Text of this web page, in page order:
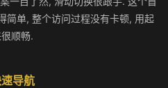
简单, 整个访问过程没有卡顿, 用起
顺畅.
导航